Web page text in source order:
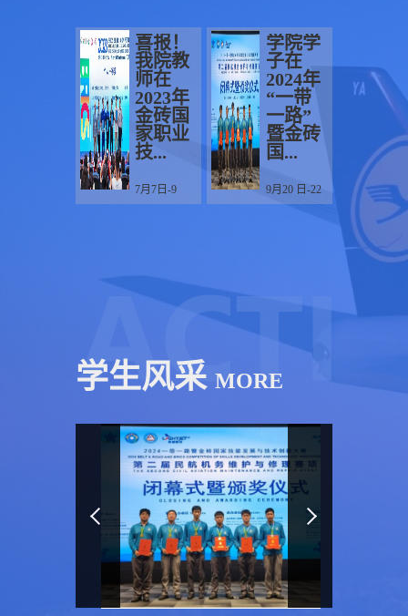
喜报！
我院教
师在
2023年
金砖国
家职业
技...
7月7日-9
“飞机维修”
学院学
子在
2024年
“一带
一路”
暨金砖
国...
9月20 日-22
学生风采 MORE